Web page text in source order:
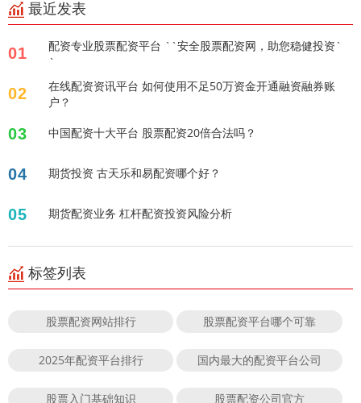
最近发表
01
配资专业股票配资平台 ``安全股票配资网，助您稳健投资`
`
02
在线配资资讯平台 如何使用不足50万资金开通融资融券账
户？
03 中国配资十大平台 股票配资20倍合法吗？
04 期货投资 古天乐和易配资哪个好？
05 期货配资业务 杠杆配资投资风险分析
标签列表
股票配资网站排行 股票配资平台哪个可靠
2025年配资平台排行 国内最大的配资平台公司
股票入门基础知识 股票配资公司官方